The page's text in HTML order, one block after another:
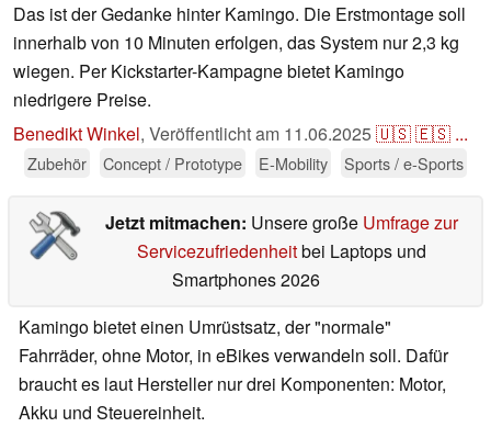
Das ist der Gedanke hinter Kamingo. Die Erstmontage soll
innerhalb von 10 Minuten erfolgen, das System nur 2,3 kg
wiegen. Per Kickstarter-Kampagne bietet Kamingo
niedrigere Preise.
Benedikt Winkel, Veröffentlicht am 11.06.2025🇺🇸🇪🇸 ...
Zubehör Concept / Prototype E-Mobility Sports / e-Sports
Jetzt mitmachen: Unsere große Umfrage zur
Servicezufriedenheitbei Laptops und
Smartphones 2026
Kamingo bietet einen Umrüstsatz, der "normale"
Fahrräder, ohne Motor, in eBikes verwandeln soll. Dafür
braucht es laut Hersteller nur drei Komponenten: Motor,
Akku und Steuereinheit.